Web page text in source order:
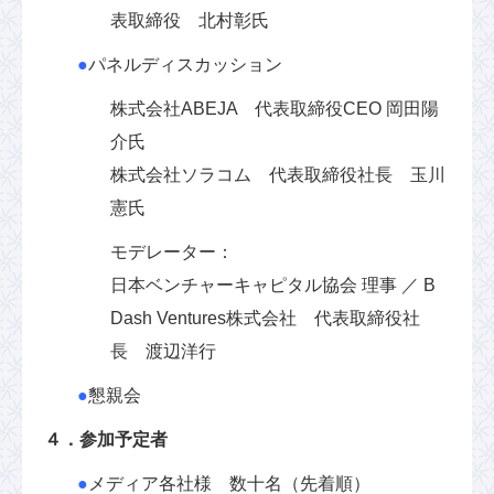
表取締役 北村彰氏
●パネルディスカッション
株式会社ABEJA 代表取締役CEO 岡田陽
介氏
株式会社ソラコム 代表取締役社長 玉川
憲氏
モデレーター：
日本ベンチャーキャピタル協会 理事 ／ B
Dash Ventures株式会社 代表取締役社
長 渡辺洋行
●懇親会
４．参加予定者
● メディア各社様 数十名（先着順）